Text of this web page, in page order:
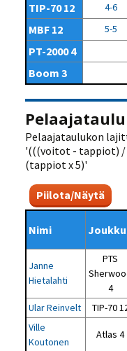
TIP-70 12 4-6
MBF 12 5-5
PT-2000 4
Boom 3
Pelaajataulukon
'(((voitot - tappiot) /
(tappiot x 5)'
Piilota/Näytä
Nimi
Janne
Hietalahti
PTS
4
Ular Reinvelt TIP-70
Ville
Koutonen
Atlas 4